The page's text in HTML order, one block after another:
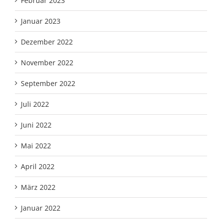
Januar 2023
Dezember 2022
November 2022
September 2022
Juli 2022
Juni 2022
Mai 2022
April 2022
März 2022
Januar 2022